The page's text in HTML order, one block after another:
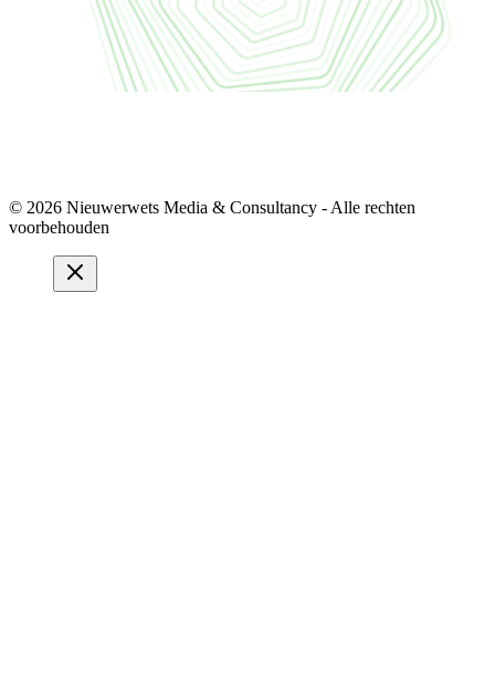
© 2026 Nieuwerwets Media & Consultancy - Alle rechten
voorbehouden